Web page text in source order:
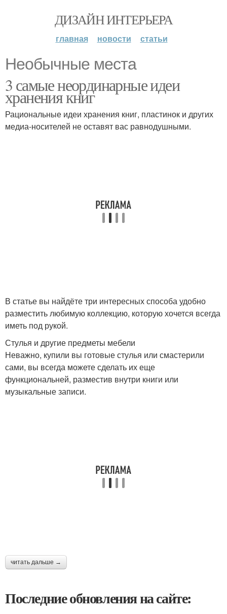
ДИЗАЙН ИНТЕРЬЕРА
главная новости статьи
Необычные места
3 самые неординарные идеи
хранения книг
Рациональные идеи хранения книг, пластинок и других
медиа-носителей не оставят вас равнодушными.
В статье вы найдёте три интересных способа удобно
разместить любимую коллекцию, которую хочется всегда
иметь под рукой.
Стулья и другие предметы мебели
Неважно, купили вы готовые стулья или смастерили
сами, вы всегда можете сделать их еще
функциональней, разместив внутри книги или
музыкальные записи.
читать дальше →
Последние обновления на сайте: